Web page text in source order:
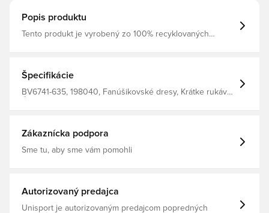
Popis produktu
Tento produkt je vyrobený zo 100% recyklovaných
100% polyesteru.
Špecifikácie
BV6741-635, 198040, Fanúšikovské dresy, Krátke rukávy,
Zákaznícka podpora
Sme tu, aby sme vám pomohli
Autorizovaný predajca
Unisport je autorizovaným predajcom popredných